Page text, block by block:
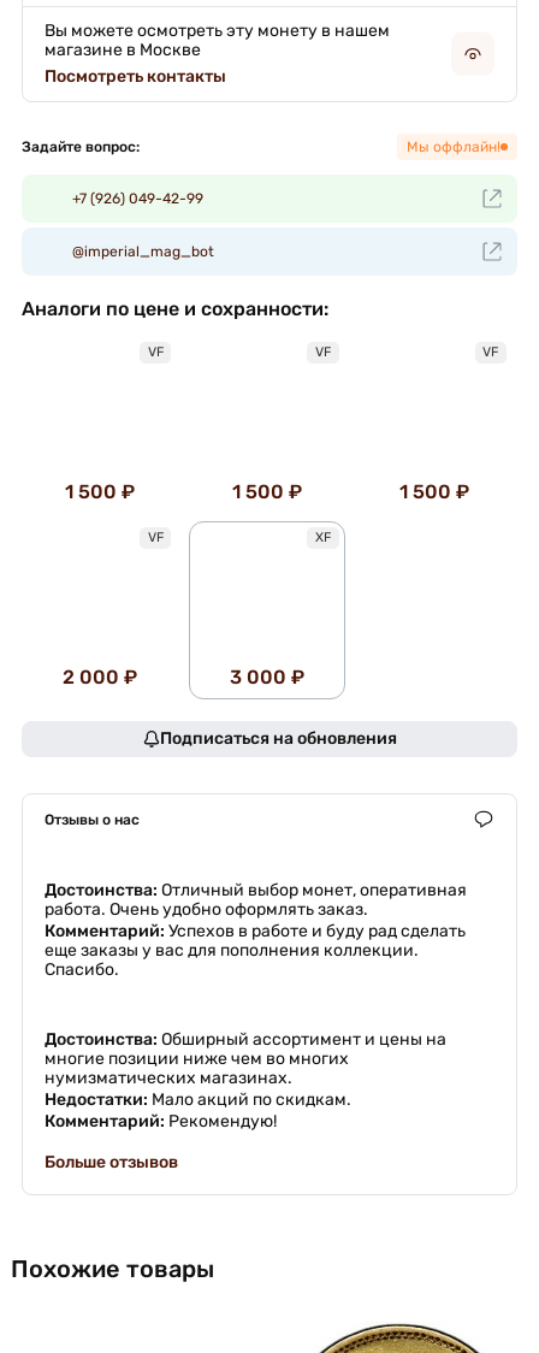
Вы можете осмотреть эту монету в нашем
магазине в Москве
Посмотреть контакты
Задайте вопрос: Мы оффлайн!
+7 (926) 049-42-99
@imperial_mag_bot
Аналоги по цене и сохранности:
VF
1 500 ₽
VF
1 500 ₽
VF
1 500 ₽
VF
2 000 ₽
XF
3 000 ₽
Подписаться на обновления
Отзывы о нас
Достоинства: Отличный выбор монет, оперативная
работа. Очень удобно оформлять заказ.
Комментарий: Успехов в работе и буду рад сделать
еще заказы у вас для пополнения коллекции.
Спасибо.
Достоинства: Обширный ассортимент и цены на
многие позиции ниже чем во многих
нумизматических магазинах.
Недостатки: Мало акций по скидкам.
Комментарий: Рекомендую!
Больше отзывов
Похожие товары